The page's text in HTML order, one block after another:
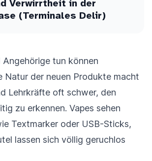
Verwirrtheit in der
(Terminales Delir)
Angehörige tun können
Natur der neuen Produkte macht
Lehrkräfte oft schwer, den
zu erkennen. Vapes sehen
Textmarker oder USB-Sticks,
lassen sich völlig geruchlos